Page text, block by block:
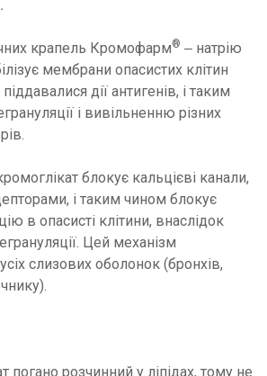
крапель Кромофарм® ‒ натрію
мембрани опасистих клітин
дії антигенів, і таким
і вивільненню різних
блокує кальцієві канали,
і таким чином блокує
в опасисті клітини, внаслідок
Цей механізм
слизових оболонок (бронхів,
погано розчинний у ліпідах, тому не